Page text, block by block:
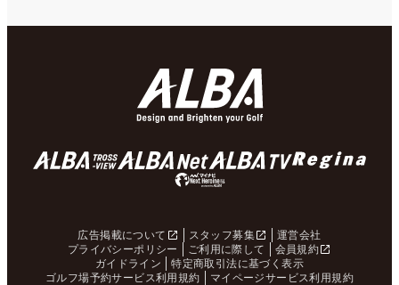
広告掲載について スタッフ募集
運営会社
プライバシーポリシー
ご利用に際して
会員規約
ガイドライン
特定商取引法に基づく表示
ゴルフ場予約サービス利用規約
マイページサービス利用規約